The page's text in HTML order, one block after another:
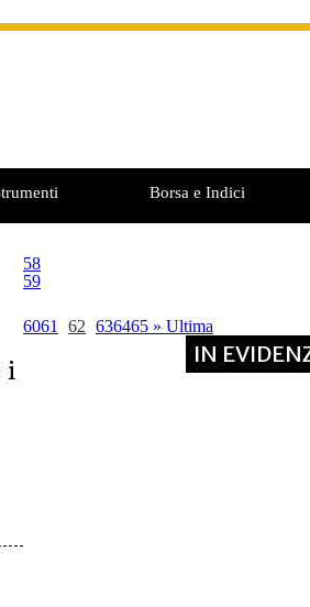
Borsa e Indici
i
58
59
6061 62 636465 » Ultima
IN